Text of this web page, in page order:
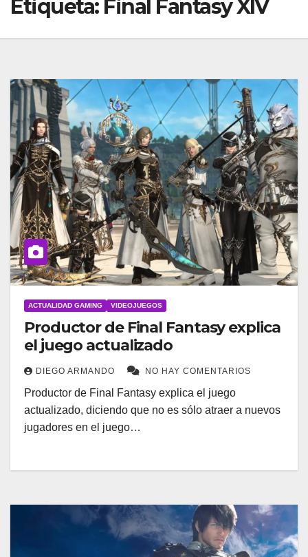
Etiqueta: Final Fantasy XIV
ACTUALIDAD GAMING VIDEOJUEGOS
Productor de Final Fantasy explica
el juego actualizado
DIEGO ARMANDO NO HAY COMENTARIOS
Productor de Final Fantasy explica el juego
actualizado, diciendo que no es sólo atraer a nuevos
jugadores en el juego…